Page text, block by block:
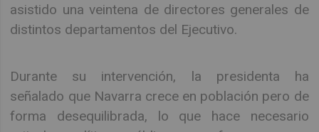
asistido una veintena de directores generales de
distintos departamentos del Ejecutivo.
Durante su intervención, la presidenta ha
señalado que Navarra crece en población pero de
forma desequilibrada, lo que hace necesario